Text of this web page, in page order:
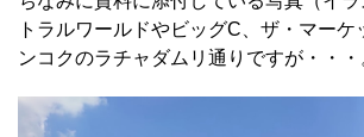
トラルワールドやビッグC、ザ・マー
ンコクのラチャダムリ通りですが・・・